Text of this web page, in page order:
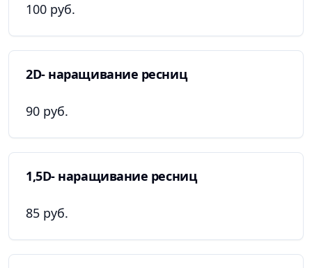
100 руб.
2D- наращивание ресниц
90 руб.
1,5D- наращивание ресниц
85 руб.